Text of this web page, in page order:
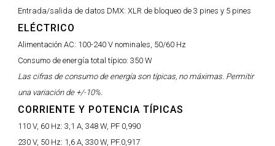
Entrada/salida de datos DMX: XLR de bloqueo de 3 pines y 5 pines
ELÉCTRICO
Alimentación AC: 100-240 V nominales, 50/60 Hz
Consumo de energía total típico: 350 W
Las cifras de consumo de energía son típicas, no máximas. Permitir
una variación de +/-10%.
CORRIENTE Y POTENCIA TÍPICAS
110 V, 60 Hz: 3,1 A, 348 W, PF 0,990
230 V, 50 Hz: 1,6 A, 330 W, PF.0,917